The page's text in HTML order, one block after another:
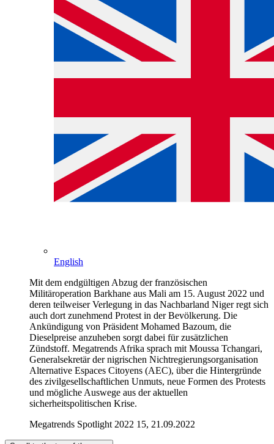
English
Mit dem endgültigen Abzug der französischen
Militäroperation Barkhane aus Mali am 15. August 2022 und
deren teilweiser Verlegung in das Nachbarland Niger regt sich
auch dort zunehmend Protest in der Bevölkerung. Die
Ankündigung von Präsident Mohamed Bazoum, die
Dieselpreise anzuheben sorgt dabei für zusätzlichen
Zündstoff. Megatrends Afrika sprach mit Moussa Tchangari,
Generalsekretär der nigrischen Nichtregierungsorganisation
Alternative Espaces Citoyens (AEC), über die Hintergründe
des zivilgesellschaftlichen Unmuts, neue Formen des Protests
und mögliche Auswege aus der aktuellen
sicherheitspolitischen Krise.
Megatrends Spotlight 2022 15, 21.09.2022